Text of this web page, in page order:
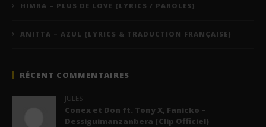
HIMRA – PLUS DE LOVE (LYRICS / PAROLES)
ANITTA – AZUL (LYRICS & TRADUCTION FRANÇAISE)
RÉCENT COMMENTAIRES
JULES
Conex et Don ft. Tony X, Fanicko –
Dessiguimanzanbera (Clip Officiel)